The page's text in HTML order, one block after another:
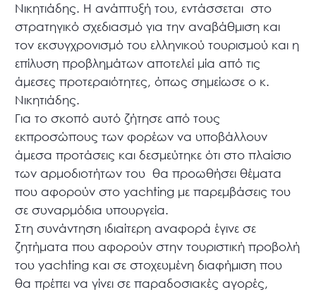
Νικητιάδης. Η ανάπτυξή του, εντάσσεται στο
στρατηγικό σχεδιασμό για την αναβάθμιση και
τον εκσυγχρονισμό του ελληνικού τουρισμού και η
επίλυση προβλημάτων αποτελεί μία από τις
άμεσες προτεραιότητες, όπως σημείωσε ο κ.
Νικητιάδης.
Για το σκοπό αυτό ζήτησε από τους
εκπροσώπους των φορέων να υποβάλλουν
άμεσα προτάσεις και δεσμεύτηκε ότι στο πλαίσιο
των αρμοδιοτήτων του θα προωθήσει θέματα
που αφορούν στο yachting με παρεμβάσεις του
σε συναρμόδια υπουργεία.
Στη συνάντηση ιδιαίτερη αναφορά έγινε σε
ζητήματα που αφορούν στην τουριστική προβολή
του yachting και σε στοχευμένη διαφήμιση που
θα πρέπει να γίνει σε παραδοσιακές αγορές,